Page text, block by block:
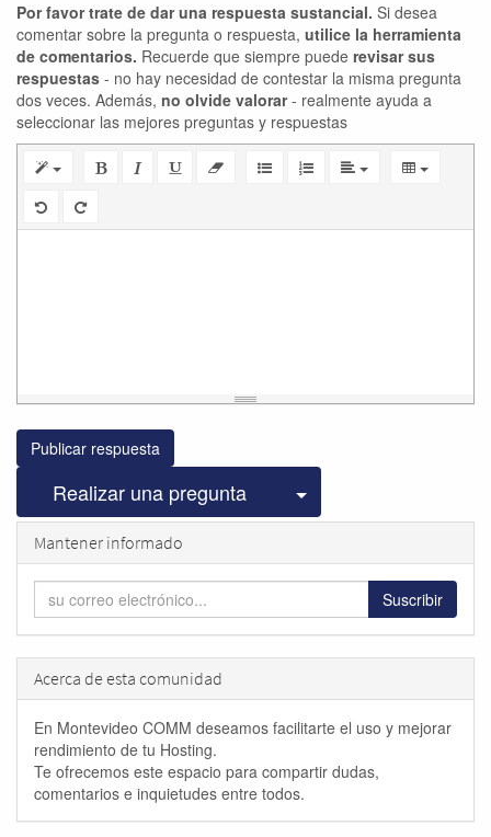
Por favor trate de dar una respuesta sustancial. Si desea
comentar sobre la pregunta o respuesta, utilice la herramienta
de comentarios. Recuerde que siempre puede revisar sus
respuestas - no hay necesidad de contestar la misma pregunta
dos veces. Además, no olvide valorar- realmente ayuda a
seleccionar las mejores preguntas y respuestas
Publicar respuesta
Realizar una pregunta Seleccionar
Mantener informado
Suscribir
Acerca de esta comunidad
En Montevideo COMM deseamos facilitarte el uso y mejorar
rendimiento de tu Hosting.
Te ofrecemos este espacio para compartir dudas,
comentarios e inquietudes entre todos.